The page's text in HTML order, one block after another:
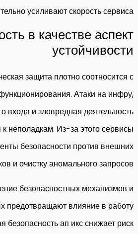
усиливают скорость сервиса.
в качестве аспект
устойчивости
защита плотно соотносится с
Атаки на инфру,
входа и зловредная деятельность
к неполадкам. Из-за этого сервисы
безопасности против внешних
и очистку аномального запросов.
безопасностных механизмов и
предотвращают влияние в работу
безопасность ап икс снижает риск